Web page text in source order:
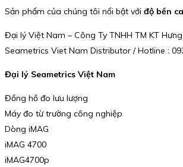
Sản phẩm của chúng tôi nổi bật với độ bền
Đại lý Việt Nam – Công Ty TNHH TM KT
Seametrics Viet Nam Distributor / Hotline :
Đại lý Seametrics Việt Nam
Đồng hồ đo lưu lượng
Máy đo từ trường công nghiệp
Dòng iMAG
iMAG 4700
iMAG4700p